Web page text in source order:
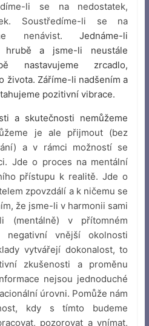
li se na nedostatek,
Soustředíme-li se na
nenávist.Jednáme-li
hrubě a jsme-li neustále
nastavujeme zrcadlo,
života. Záříme-li nadšením a
pozitivní vibrace.
a skutečnosti nemůžeme
ůžeme je ale přijmout (bez
a v rámci možností se
Jde o proces na mentální
přístupu k realitě. Jde o
zpovzdálí a k ničemu se
že jsme-li v harmonii sami
(mentálně) v přítomném
negativní vnější okolnosti
vytvářejí dokonalost, to
zkušenosti a proměnu
nejsou jednoduché
úrovni. Pomůže nám
kdy s tímto budeme
pozorovat a vnímat,